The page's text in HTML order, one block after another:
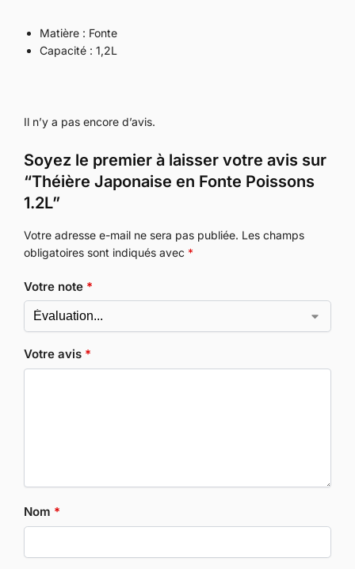
Matière : Fonte
Capacité : 1,2L
Il n’y a pas encore d’avis.
Soyez le premier à laisser votre avis sur
“Théière Japonaise en Fonte Poissons
1.2L”
Votre adresse e-mail ne sera pas publiée. Les champs
obligatoires sont indiqués avec *
Votre note *
Votre avis *
Nom *